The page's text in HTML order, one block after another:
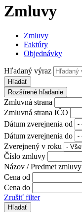
Zmluvy
Zmluvy
Faktúry
Objednávky
Hľadaný výraz
Hľadať
Rozšírené hľadanie
Zmluvná strana
Zmluvná strana IČO
Dátum zverejnenia od
Dátum zverejnenia do
Zverejnený v roku
Číslo zmluvy
Názov / Predmet zmluvy
Cena od
Cena do
Zrušiť filter